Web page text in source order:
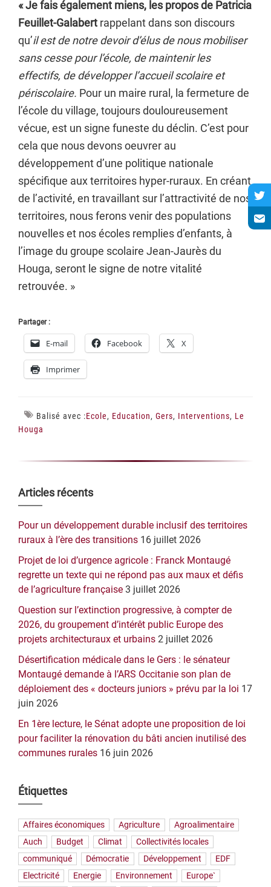
« Je fais également miens, les propos de Patricia
Feuillet-Galabert rappelant dans son discours
qu’il est de notre devoir d’élus de nous mobiliser
sans cesse pour l’école, de maintenir les
effectifs, de développer l’accueil scolaire et
périscolaire. Pour un maire rural, la fermeture de
l’école du village, toujours douloureusement
vécue, est un signe funeste du déclin. C’est pour
cela que nous devons oeuvrer au
développement d’une politique nationale
spécifique aux territoires hyper-ruraux. En créant
de l’activité, en travaillant sur l’attractivité de nos
territoires, nous ferons venir des populations
nouvelles et nos écoles remplies d’enfants, à
l’image du groupe scolaire Jean-Jaurès du
Houga, seront le signe de notre vitalité
retrouvée. »
Partager :
E-mail Facebook X
Imprimer
Balisé avec :Ecole, Education, Gers, Interventions, Le
Houga
Barre
latérale
principale
Articles récents
Pour un développement durable inclusif des territoires
ruraux à l’ère des transitions 16 juillet 2026
Projet de loi d’urgence agricole : Franck Montaugé
regrette un texte qui ne répond pas aux maux et défis
de l’agriculture française 3 juillet 2026
Question sur l’extinction progressive, à compter de
2026, du groupement d’intérêt public Europe des
projets architecturaux et urbains 2 juillet 2026
Désertification médicale dans le Gers : le sénateur
Montaugé demande à l’ARS Occitanie son plan de
déploiement des « docteurs juniors » prévu par la loi 17
juin 2026
En 1ère lecture, le Sénat adopte une proposition de loi
pour faciliter la rénovation du bâti ancien inutilisé des
communes rurales 16 juin 2026
Étiquettes
Affaires économiques Agriculture
Agroalimentaire
Auch
Budget Climat
Collectivités locales
communiqué
Démocratie Développement
EDF
Electricité
Energie Environnement
Europe`